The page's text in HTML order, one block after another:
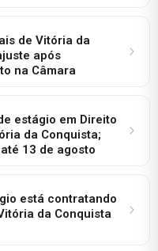
de Vitória da
após
na Câmara
estágio em Direito
da Conquista;
13 de agosto
está contratando
da Conquista